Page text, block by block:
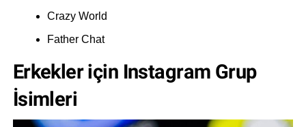
Crazy World
Father Chat
Erkekler için Instagram Grup
İsimleri